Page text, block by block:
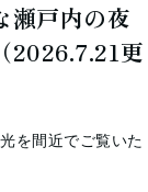
Brera 彫刻科卒業
瀬戸内の夜
2026.7.21更
を間近でご覧いた